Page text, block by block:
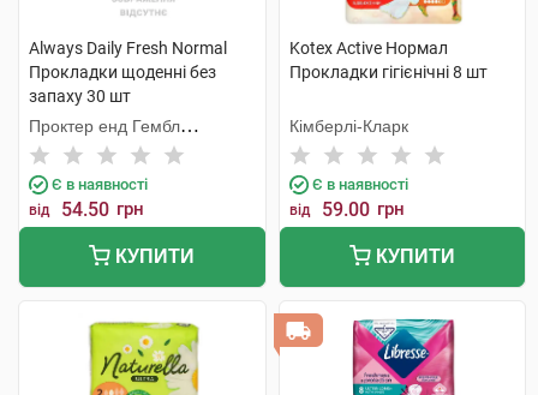
Always Daily Fresh Normal
Прокладки щоденні без
запаху 30 шт
Проктер енд Гембл
Мануфекчурінг
Є в наявності
від 54.50 грн
КУПИТИ
Kotex Active Нормал
Прокладки гігієнічні 8 шт
Кімберлі-Кларк
Є в наявності
від 59.00 грн
КУПИТИ